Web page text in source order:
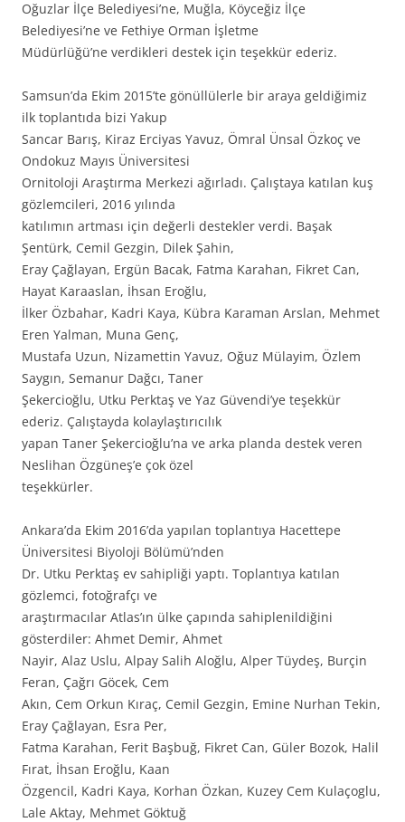
Oğuzlar İlçe Belediyesi’ne, Muğla, Köyceğiz İlçe
Belediyesi’ne ve Fethiye Orman İşletme
Müdürlüğü’ne verdikleri destek için teşekkür ederiz.
Samsun’da Ekim 2015’te gönüllülerle bir araya geldiğimiz
ilk toplantıda bizi Yakup
Sancar Barış, Kiraz Erciyas Yavuz, Ömral Ünsal Özkoç ve
Ondokuz Mayıs Üniversitesi
Ornitoloji Araştırma Merkezi ağırladı. Çalıştaya katılan kuş
gözlemcileri, 2016 yılında
katılımın artması için değerli destekler verdi. Başak
Şentürk, Cemil Gezgin, Dilek Şahin,
Eray Çağlayan, Ergün Bacak, Fatma Karahan, Fikret Can,
Hayat Karaaslan, İhsan Eroğlu,
İlker Özbahar, Kadri Kaya, Kübra Karaman Arslan, Mehmet
Eren Yalman, Muna Genç,
Mustafa Uzun, Nizamettin Yavuz, Oğuz Mülayim, Özlem
Saygın, Semanur Dağcı, Taner
Şekercioğlu, Utku Perktaş ve Yaz Güvendi’ye teşekkür
ederiz. Çalıştayda kolaylaştırıcılık
yapan Taner Şekercioğlu’na ve arka planda destek veren
Neslihan Özgüneş’e çok özel
teşekkürler.
Ankara’da Ekim 2016’da yapılan toplantıya Hacettepe
Üniversitesi Biyoloji Bölümü’nden
Dr. Utku Perktaş ev sahipliği yaptı. Toplantıya katılan
gözlemci, fotoğrafçı ve
araştırmacılar Atlas’ın ülke çapında sahiplenildiğini
gösterdiler: Ahmet Demir, Ahmet
Nayir, Alaz Uslu, Alpay Salih Aloğlu, Alper Tüydeş, Burçin
Feran, Çağrı Göcek, Cem
Akın, Cem Orkun Kıraç, Cemil Gezgin, Emine Nurhan Tekin,
Eray Çağlayan, Esra Per,
Fatma Karahan, Ferit Başbuğ, Fikret Can, Güler Bozok, Halil
Fırat, İhsan Eroğlu, Kaan
Özgencil, Kadri Kaya, Korhan Özkan, Kuzey Cem Kulaçoglu,
Lale Aktay, Mehmet Göktuğ